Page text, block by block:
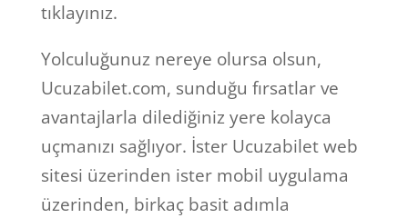
tıklayınız.
Yolculuğunuz nereye olursa olsun,
Ucuzabilet.com, sunduğu fırsatlar ve
avantajlarla dilediğiniz yere kolayca
uçmanızı sağlıyor. İster Ucuzabilet web
sitesi üzerinden ister mobil uygulama
üzerinden, birkaç basit adımla